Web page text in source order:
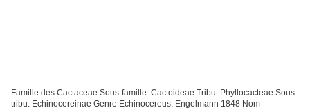
Famille des Cactaceae Sous-famille: Cactoideae Tribu: Phyllocacteae Sous-
tribu: Echinocereinae Genre Echinocereus, Engelmann 1848 Nom